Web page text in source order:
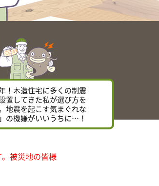
！木造住宅に多くの制震
置してきた私が選び方を
地震を起こす気まぐれな
の機嫌がいいうちに…！
被災地の皆様